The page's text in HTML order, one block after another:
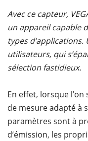
Avec ce capteur,
un appareil capable
types
utilisateurs, qui
sélection fastidieux.
En effet, lorsque
de mesure adapté à
paramètres sont à
d’émission, les